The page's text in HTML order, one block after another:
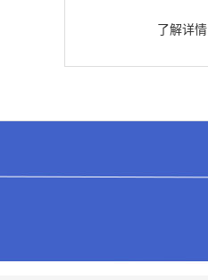
价格：5698元/台
机
了解详情